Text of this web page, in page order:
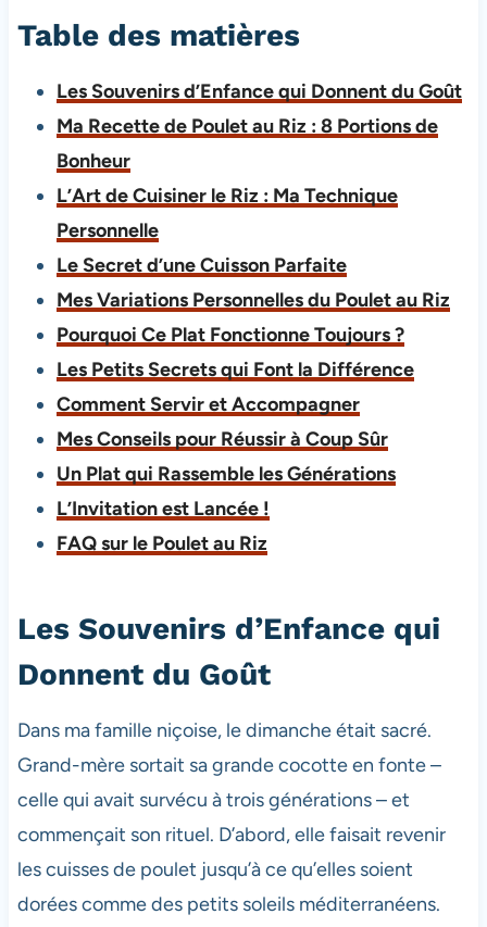
Table des matières
Les Souvenirs d’Enfance qui Donnent du Goût
Ma Recette de Poulet au Riz : 8 Portions de
Bonheur
L’Art de Cuisiner le Riz : Ma Technique
Personnelle
Le Secret d’une Cuisson Parfaite
Mes Variations Personnelles du Poulet au Riz
Pourquoi Ce Plat Fonctionne Toujours ?
Les Petits Secrets qui Font la Différence
Comment Servir et Accompagner
Mes Conseils pour Réussir à Coup Sûr
Un Plat qui Rassemble les Générations
L’Invitation est Lancée !
FAQ sur le Poulet au Riz
Les Souvenirs d’Enfance qui
Donnent du Goût
Dans ma famille niçoise, le dimanche était sacré.
Grand-mère sortait sa grande cocotte en fonte –
celle qui avait survécu à trois générations – et
commençait son rituel. D’abord, elle faisait revenir
les cuisses de poulet jusqu’à ce qu’elles soient
dorées comme des petits soleils méditerranéens.